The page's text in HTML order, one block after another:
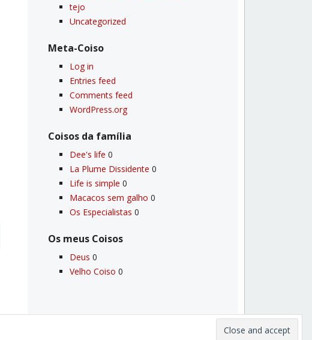
tejo
Uncategorized
Meta-Coiso
Log in
Entries feed
Comments feed
WordPress.org
Coisos da famí­lia
Dee's life 0
La Plume Dissidente 0
Life is simple 0
Macacos sem galho 0
Os Especialistas 0
Os meus Coisos
Deus 0
Velho Coiso 0